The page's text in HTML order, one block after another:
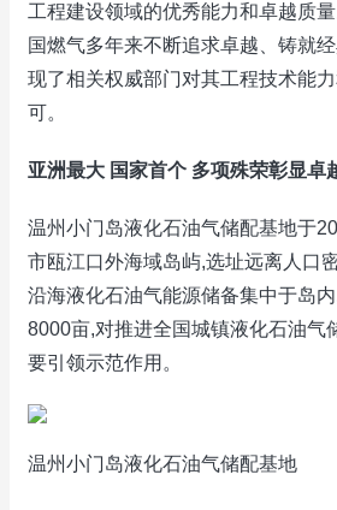
工程建设领域的优秀能力和卓越质
国燃气多年来不断追求卓越、铸就
现了相关权威部门对其工程技术能
可。
亚洲最大 国家首个 多项殊荣彰显卓
温州小门岛液化石油气储配基地于
市瓯江口外海域岛屿,选址远离人口
沿海液化石油气能源储备集中于岛
8000亩,对推进全国城镇液化石油气
要引领示范作用。
温州小门岛液化石油气储配基地